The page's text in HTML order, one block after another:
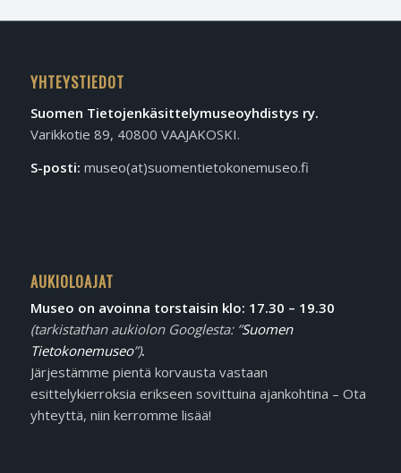
YHTEYSTIEDOT
Suomen Tietojen­käsittely­museo­yhdistys ry.
Varikkotie 89, 40800 VAAJAKOSKI.
S-posti: museo(at)suomentietokonemuseo.fi
AUKIOLOAJAT
Museo on avoinna torstaisin klo: 17.30 – 19.30
(tarkistathan aukiolon Googlesta: ”Suomen
Tietokonemuseo”).
Järjestämme pientä korvausta vastaan
esittelykierroksia erikseen sovittuina ajankohtina – Ota
yhteyttä, niin kerromme lisää!